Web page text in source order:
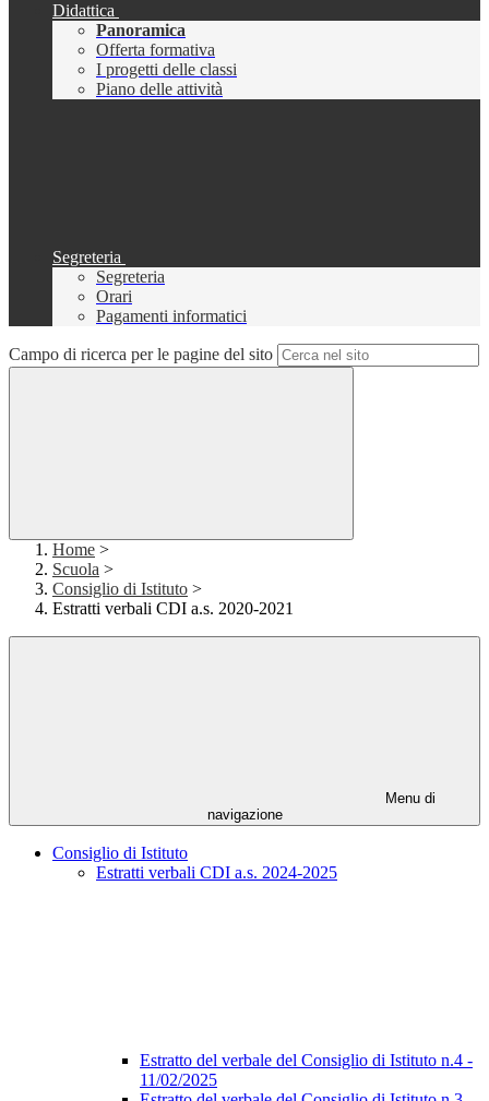
Didattica
Panoramica
Offerta formativa
I progetti delle classi
Piano delle attività
Segreteria
Segreteria
Orari
Pagamenti informatici
Campo di ricerca per le pagine del sito
Home >
Scuola >
Consiglio di Istituto >
Estratti verbali CDI a.s. 2020-2021
Menu di
navigazione
Consiglio di Istituto
Estratti verbali CDI a.s. 2024-2025
Estratto del verbale del Consiglio di Istituto n.4 -
11/02/2025